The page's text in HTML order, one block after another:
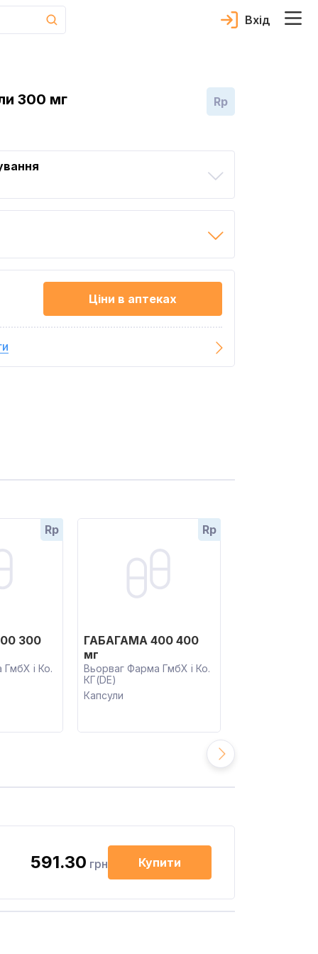
Вхід
300 мг Rp
Ціни в аптеках
Rp
300
і Ко.
Rp
ГАБАГАМА 400 400
мг
Вьорваг Фарма ГмбХ і Ко.
КГ(DE)
Капсули
591.30 грн Купити